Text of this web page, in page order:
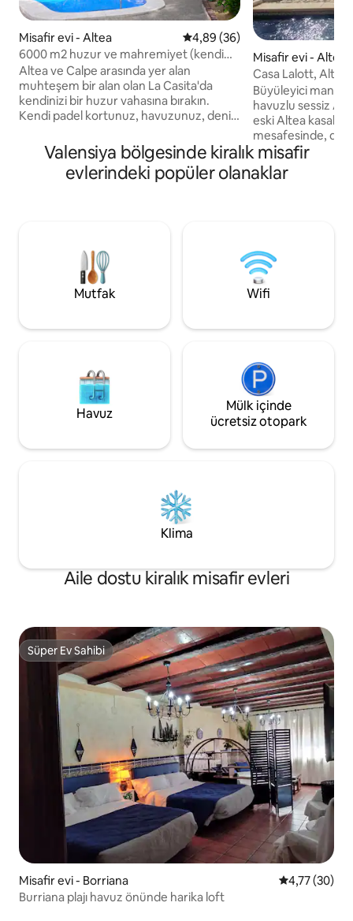
Misafir evi - Altea 5 üzerinden ortalama 4,89
4,89 (36)
6000 m2 huzur ve mahremiyet (kendi
havuzu ve raketi ile)
Altea ve Calpe arasında yer alan
muhteşem bir alan olan La Casita'da
kendinizi bir huzur vahasına bırakın.
Kendi padel kortunuz, havuzunuz, deniz
büyüleyici olanakla tamamlanan bir
dönümden fazla arazide mutlak
mahremiyetin tadını çıkarın!
dünyanın en iyilerini elde edin.
Gerçeklikten kaçın ve İspanyol
cennetinin küçük bir diliminde kendinizi
Misafir evi - Altea
Casa Lalott,
mesafesinde,
Büyüleyici
havuzlu sessiz
eski Altea
mesafesinde,
mesafede. 1. kat misafirler için özel,
yemek odası, 3
var. Büyük bir çam
edilir. Sahipleri
yaşıyor.
Valensiya bölgesinde kiralık misafir
evlerindeki popüler olanaklar
Mutfak Wifi
Havuz
Mülk içinde
ücretsiz otopark
Klima
Aile dostu kiralık misafir evleri
Süper Ev Sahibi
Süper Ev Sahibi
Misafir evi - Borriana 5 üzerinden
4,77 (30)
Burriana plajı havuz önünde harika loft